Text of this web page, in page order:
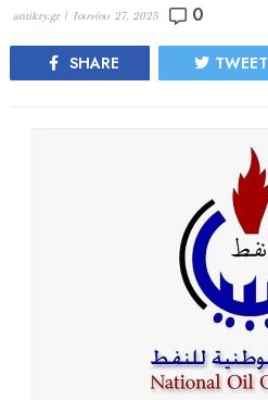
antikry.gr | Ιουνίου 27, 2025 0
SHARE TWEET